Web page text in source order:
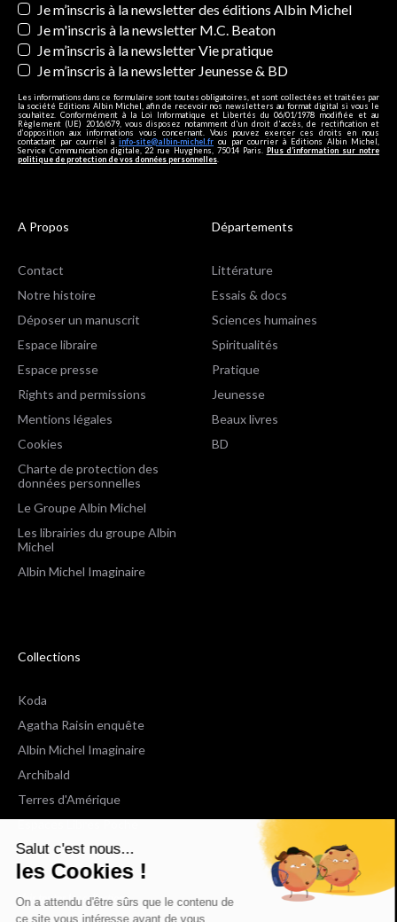
Salut c'est nous...
les Cookies !
On a attendu d'être sûrs que le contenu de
ce site vous intéresse avant de vous
Newsletters
Je m’inscris à la newsletter des éditions Albin Michel
Je m'inscris à la newsletter M.C. Beaton
Je m’inscris à la newsletter Vie pratique
Je m’inscris à la newsletter Jeunesse & BD
Les informations dans ce formulaire sont toutes obligatoires, et sont collectées et traitées par
la société Editions Albin Michel, afin de recevoir nos newsletters au format digital si vous le
souhaitez. Conformément à la Loi Informatique et Libertés du 06/01/1978 modifiée et au
Règlement (UE) 2016/679, vous disposez notamment d'un droit d'accès, de rectification et
d’opposition aux informations vous concernant. Vous pouvez exercer ces droits en nous
contactant par courriel à info-site@albin-michel.fr ou par courrier à Editions Albin Michel,
Service Communication digitale, 22 rue Huyghens, 75014 Paris. Plus d’information sur notre
politique de protection de vos données personnelles
A Propos
Contact
Notre histoire
Déposer un manuscrit
Espace libraire
Espace presse
Rights and permissions
Mentions légales
Cookies
Charte de protection des
données personnelles
Le Groupe Albin Michel
Les librairies du groupe Albin
Michel
Albin Michel Imaginaire
Départements
Littérature
Essais & docs
Sciences humaines
Spiritualités
Pratique
Jeunesse
Beaux livres
BD
Collections
Koda
Agatha Raisin enquête
Albin Michel Imaginaire
Archibald
Terres d'Amérique
Espaces Libres Poche
NOX
Wiz
Voir toutes les collections